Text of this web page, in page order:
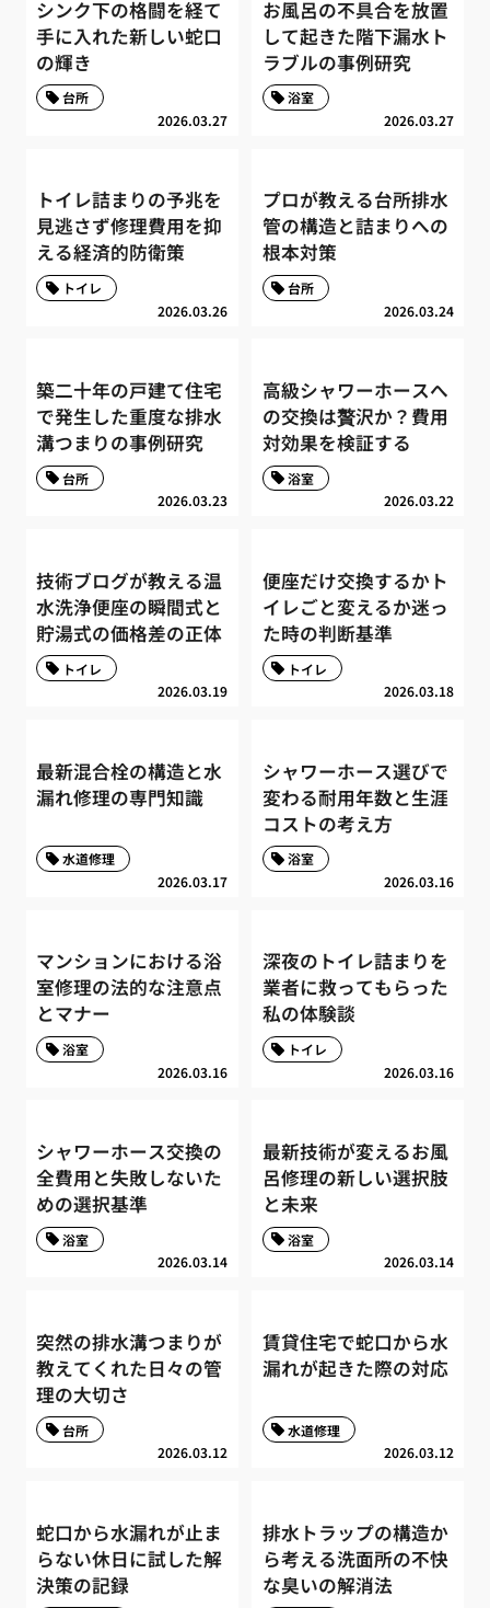
シンク下の格闘を経て
手に入れた新しい蛇口
の輝き
2026.03.27
台所
お風呂の不具合を放置
して起きた階下漏水ト
ラブルの事例研究
2026.03.27
浴室
トイレ詰まりの予兆を
見逃さず修理費用を抑
える経済的防衛策
2026.03.26
トイレ
プロが教える台所排水
管の構造と詰まりへの
根本対策
2026.03.24
台所
築二十年の戸建て住宅
で発生した重度な排水
溝つまりの事例研究
2026.03.23
台所
高級シャワーホースへ
の交換は贅沢か？費用
対効果を検証する
2026.03.22
浴室
技術ブログが教える温
水洗浄便座の瞬間式と
貯湯式の価格差の正体
2026.03.19
トイレ
便座だけ交換するかト
イレごと変えるか迷っ
た時の判断基準
2026.03.18
トイレ
最新混合栓の構造と水
漏れ修理の専門知識
2026.03.17
水道修理
シャワーホース選びで
変わる耐用年数と生涯
コストの考え方
2026.03.16
浴室
マンションにおける浴
室修理の法的な注意点
とマナー
2026.03.16
浴室
深夜のトイレ詰まりを
業者に救ってもらった
私の体験談
2026.03.16
トイレ
シャワーホース交換の
全費用と失敗しないた
めの選択基準
2026.03.14
浴室
最新技術が変えるお風
呂修理の新しい選択肢
と未来
2026.03.14
浴室
突然の排水溝つまりが
教えてくれた日々の管
理の大切さ
2026.03.12
台所
賃貸住宅で蛇口から水
漏れが起きた際の対応
2026.03.12
水道修理
蛇口から水漏れが止ま
らない休日に試した解
決策の記録
排水トラップの構造か
ら考える洗面所の不快
な臭いの解消法